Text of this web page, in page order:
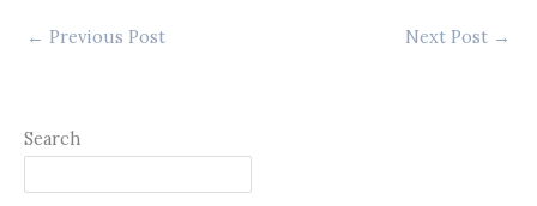
← Previous Post Next Post →
Search